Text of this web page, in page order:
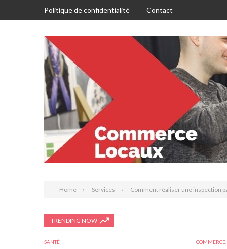
Politique de confidentialité Contact
Home Services Comment réaliser une inspection
TRENDING NOW
SANTÉ COMMERCE